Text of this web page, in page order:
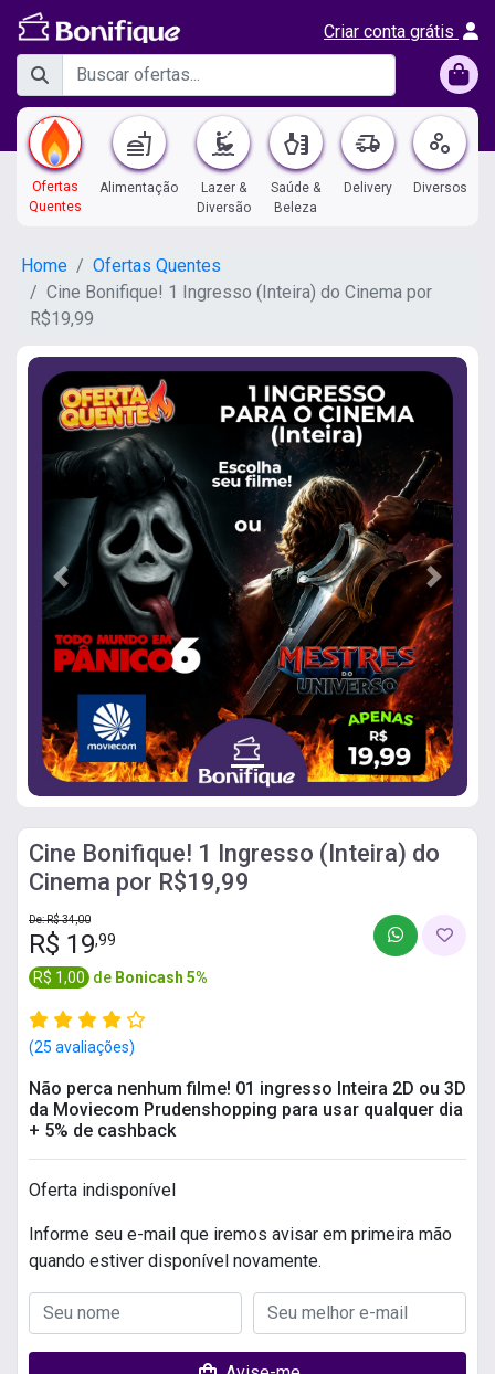
Criar conta grátis
Ofertas
Quentes
fastfood
Alimentação
kitesurfing
Lazer &
Diversão
health_and_beauty
Saúde &
Beleza
delivery_truck_speed
Delivery
scatter_plot
Diversos
Home
Ofertas Quentes
Cine Bonifique! 1 Ingresso (Inteira) do Cinema por
R$19,99
Previous Next
Cine Bonifique! 1 Ingresso (Inteira) do
Cinema por R$19,99
De: R$ 34,00
R$ 19,99
R$ 1,00 de Bonicash 5%
(25 avaliações)
Não perca nenhum filme! 01 ingresso Inteira 2D ou 3D
da Moviecom Prudenshopping para usar qualquer dia
+ 5% de cashback
Oferta indisponível
Informe seu e-mail que iremos avisar em primeira mão
quando estiver disponível novamente.